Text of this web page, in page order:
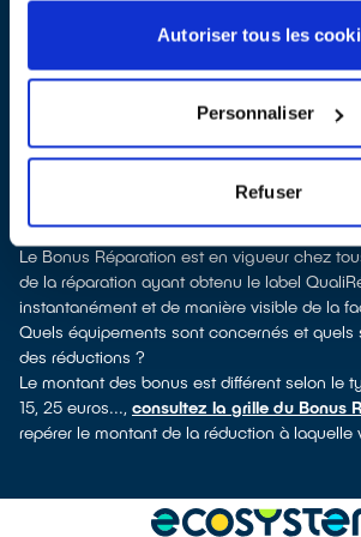
Autoriser tous les
Personnaliser
Refuser
Gartempe, vous pouvez consulter notre
labellisés QualiRépar. En cliquant sur la
professionnel a obtenu le label.
électroménager, TV, téléphone mobile,
chaque famille d’équipements son
labellisé QualiRépar.
Comment bénéficier du Bonus Réparation à
Gartempe ?
Le Bonus Réparation est en vigueur chez
de la réparation ayant obtenu le label
instantanément et de manière visible de la
Quels équipements sont concernés et quels
des réductions ?
Le montant des bonus est différent selon le
15, 25 euros..., consultez la grille du Bonus
repérer le montant de la réduction à laquelle